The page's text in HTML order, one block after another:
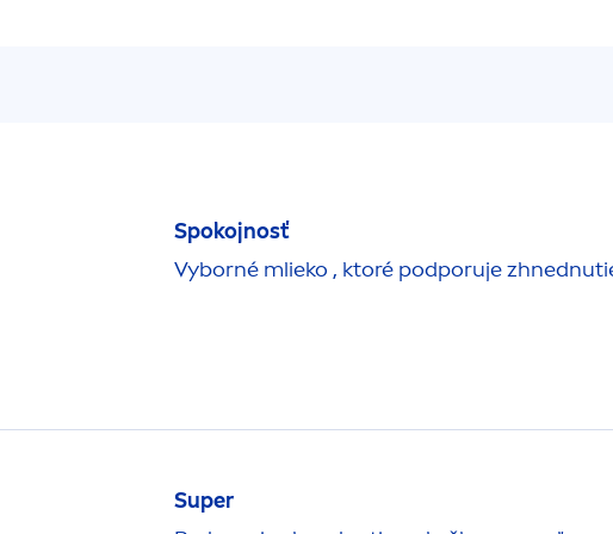
Spokojnosť
Vyborné mlieko , ktoré podporuje
Super